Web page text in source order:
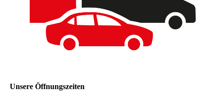
Unsere Öffnungszeiten